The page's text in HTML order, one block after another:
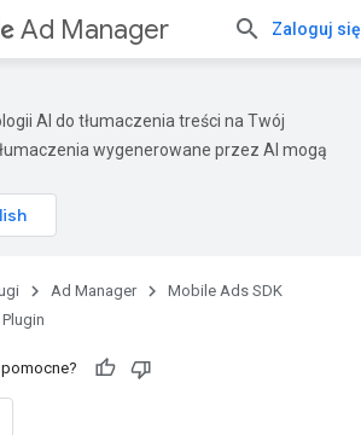
Ad Manager Zaloguj się
AI do tłumaczenia treści na Twój
wygenerowane przez AI mogą
Ad Manager
Mobile Ads SDK